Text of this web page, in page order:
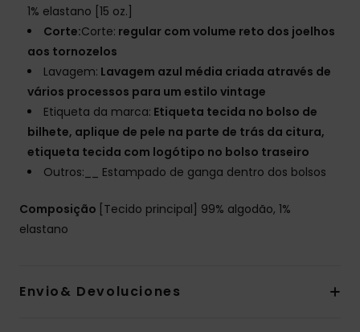
1% elastano [15 oz.]
Corte:Corte: regular com volume reto dos joelhos
aos tornozelos
Lavagem: Lavagem azul média criada através de
vários processos para um estilo vintage
Etiqueta da marca: Etiqueta tecida no bolso de
bilhete, aplique de pele na parte de trás da citura,
etiqueta tecida com logótipo no bolso traseiro
Outros:__ Estampado de ganga dentro dos bolsos
Composição [Tecido principal] 99% algodão, 1%
elastano
Envio& Devoluciones